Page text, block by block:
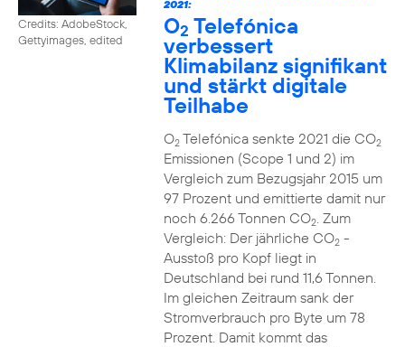
Credits: AdobeStock,
Gettyimages, edited
2021:
O2 Telefónica
verbessert
Klimabilanz signifikant
und stärkt digitale
Teilhabe
O2Telefónica senkte 2021 die CO2
Emissionen (Scope 1 und 2) im
Vergleich zum Bezugsjahr 2015 um
97 Prozent und emittierte damit nur
noch 6.266 Tonnen CO2. Zum
Vergleich: Der jährliche CO2-
Ausstoß pro Kopf liegt in
Deutschland bei rund 11,6 Tonnen.
Im gleichen Zeitraum sank der
Stromverbrauch pro Byte um 78
Prozent. Damit kommt das